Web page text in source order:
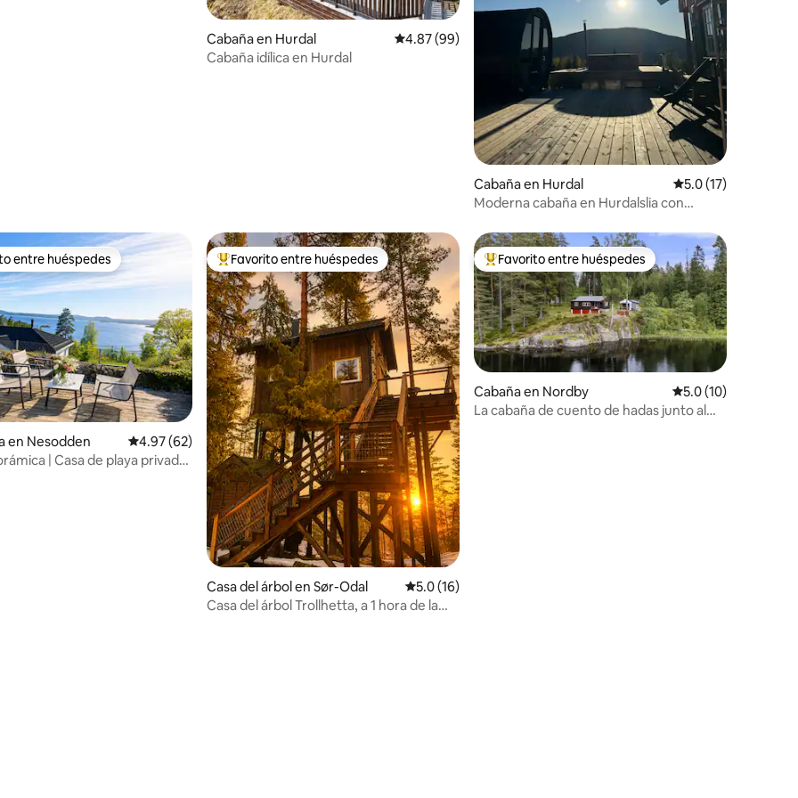
de 5; 84 evaluaciones Cabaña en Hurdal Calificación promedio: 4.87 de 5; 99 evaluaciones
4.87 (99)
Cabaña idílica en Hurdal
Cabaña en Hurdal Calificación
5.0 (17)
Moderna cabaña en Hurdalslia con
de 5; 12 evaluaciones
en Favorito entre huéspedes
entre huéspedes
en Nesodden Calificación promedio: 4.97 de 5; 62 evaluaciones
4.97 (62)
| Casa de playa privada |
De los mejores en Favorito entre huéspedes
Favorito entre huéspedes
Casa del árbol en Sør-Odal Calificación promedio: 5.0 de 5; 16 evaluaciones
5.0 (16)
Casa del árbol Trollhetta, a 1 hora de la
De los mejores en Favorito entre huéspedes
Favorito entre huéspedes
Cabaña en Nordby Calificación
5.0 (10)
La cabaña de cuento de hadas junto al